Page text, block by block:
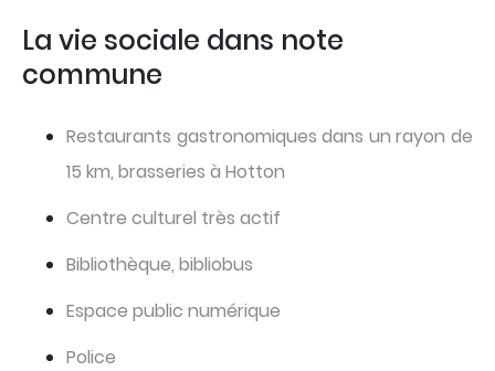
La vie sociale dans note
commune
Restaurants gastronomiques dans un rayon de
15 km, brasseries à Hotton
Centre culturel très actif
Bibliothèque, bibliobus
Espace public numérique
Police